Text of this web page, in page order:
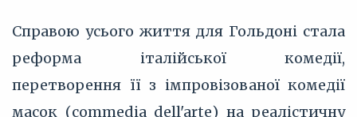
Справою усього життя для Гольдоні стала
реформа італійської комедії,
перетворення її з імпровізованої комедії
масок (commedia dell'arte) на реалістичну